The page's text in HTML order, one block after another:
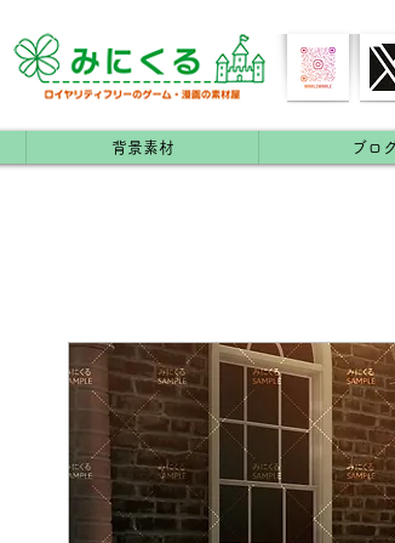
背景素材 ブロ